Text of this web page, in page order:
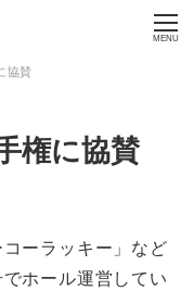
MENU
協賛
権に協賛
コーラッキー」など
ホール運営してい